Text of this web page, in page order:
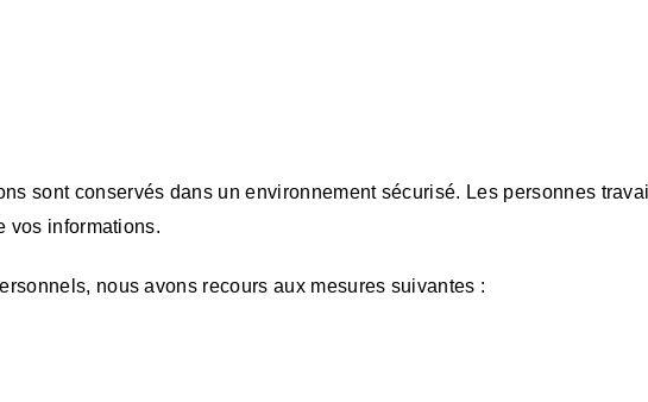
sont conservés dans un environnement sécurisé. Les personnes
vos informations.
nous avons recours aux mesures suivantes :